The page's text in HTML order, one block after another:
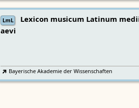
LmL
Lexicon musicum Latinum
aevi
Bayerische Akademie der Wissenschaften